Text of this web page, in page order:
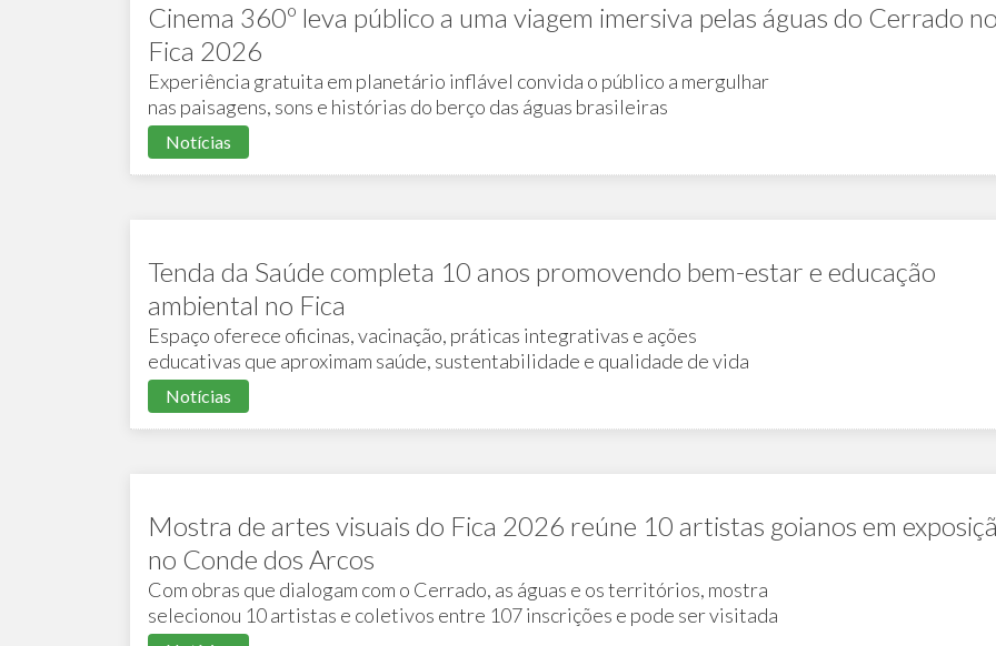
Cinema 360º leva público a uma viagem imersiva pelas águas do Cerrado
Fica 2026
Experiência gratuita em planetário inflável convida o público a mergulhar
nas paisagens, sons e histórias do berço das águas brasileiras
Notícias
Tenda da Saúde completa 10 anos promovendo bem-estar e educação
ambiental no Fica
Espaço oferece oficinas, vacinação, práticas integrativas e ações
educativas que aproximam saúde, sustentabilidade e qualidade de vida
Notícias
Mostra de artes visuais do Fica 2026 reúne 10 artistas goianos em
no Conde dos Arcos
Com obras que dialogam com o Cerrado, as águas e os territórios, mostra
selecionou 10 artistas e coletivos entre 107 inscrições e pode ser visitada
gratuitamente durante o festival